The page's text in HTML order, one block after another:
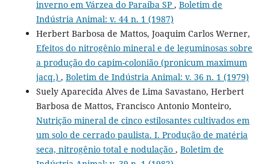
inverno em Várzea do Paraíba SP , Boletim de
Indústria Animal: v. 44 n. 1 (1987)
Herbert Barbosa de Mattos, Joaquim Carlos Werner,
Efeitos do nitrogênio mineral e de leguminosas sobre
a produção do capim-colonião (pronicum maximum
jacq.) , Boletim de Indústria Animal: v. 36 n. 1 (1979)
Suely Aparecida Alves de Lima Savastano, Herbert
Barbosa de Mattos, Francisco Antonio Monteiro,
Nutrição mineral de cinco estilosantes cultivados em
um solo de cerrado paulista. I. Produção de matéria
seca, nitrogênio total e nodulação , Boletim de